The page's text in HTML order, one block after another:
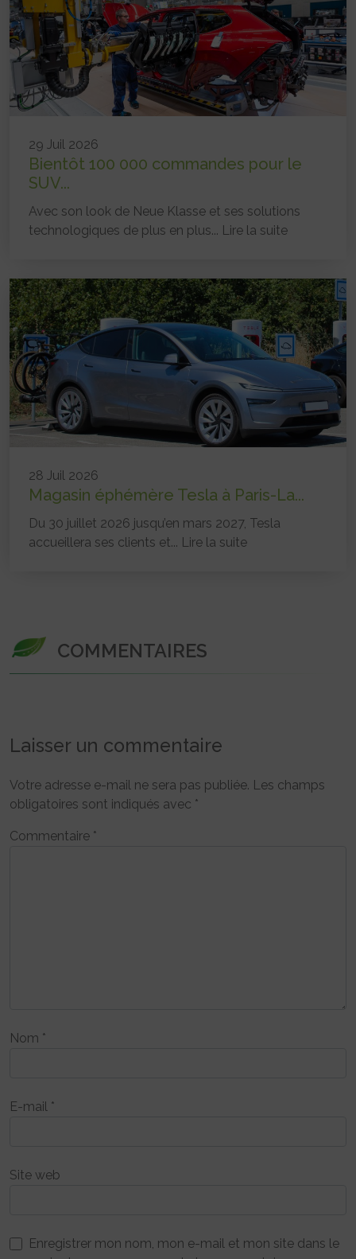
29 Juil 2026
Bientôt 100 000 commandes pour le
SUV...
Avec son look de Neue Klasse et ses solutions
technologiques de plus en plus... Lire la suite
28 Juil 2026
Magasin éphémère Tesla à Paris-La...
Du 30 juillet 2026 jusqu’en mars 2027, Tesla
accueillera ses clients et... Lire la suite
COMMENTAIRES
Laisser un commentaire
Votre adresse e-mail ne sera pas publiée. Les champs
obligatoires sont indiqués avec *
Commentaire *
Nom *
E-mail *
Site web
Enregistrer mon nom, mon e-mail et mon site dans le